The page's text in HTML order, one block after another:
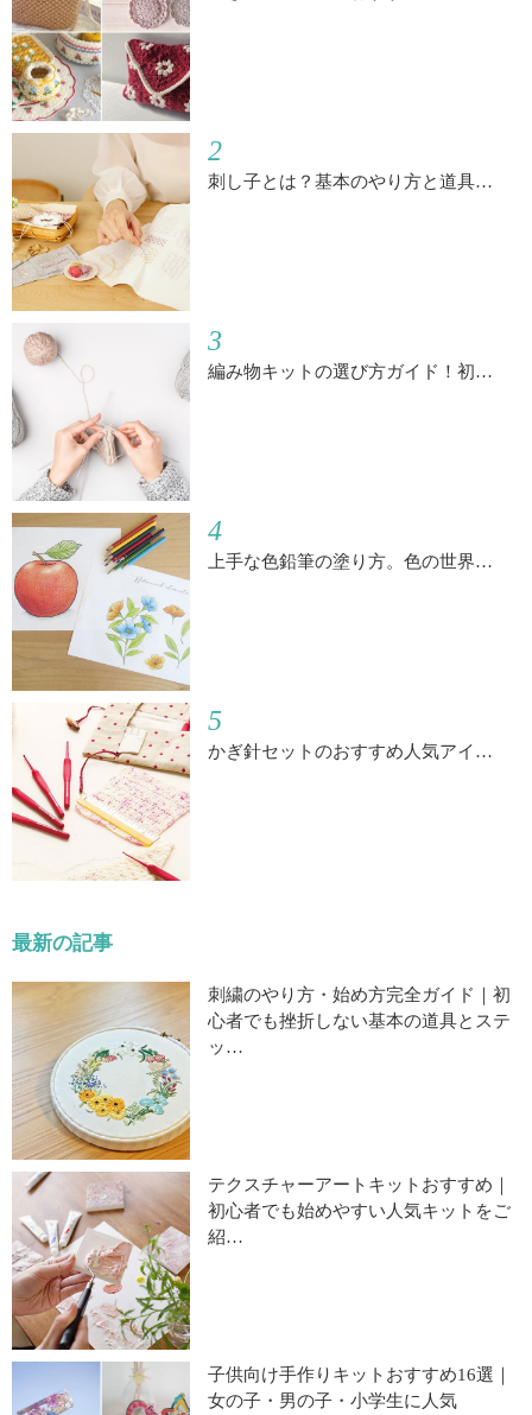
2
刺し子とは？基本のやり方と道具…
3
編み物キットの選び方ガイド！初…
4
上手な色鉛筆の塗り方。色の世界…
5
かぎ針セットのおすすめ人気アイ…
最新の記事
刺繍のやり方・始め方完全ガイド｜初
心者でも挫折しない基本の道具とステ
ッ…
テクスチャーアートキットおすすめ｜
初心者でも始めやすい人気キットをご
紹…
子供向け手作りキットおすすめ16選｜
女の子・男の子・小学生に人気